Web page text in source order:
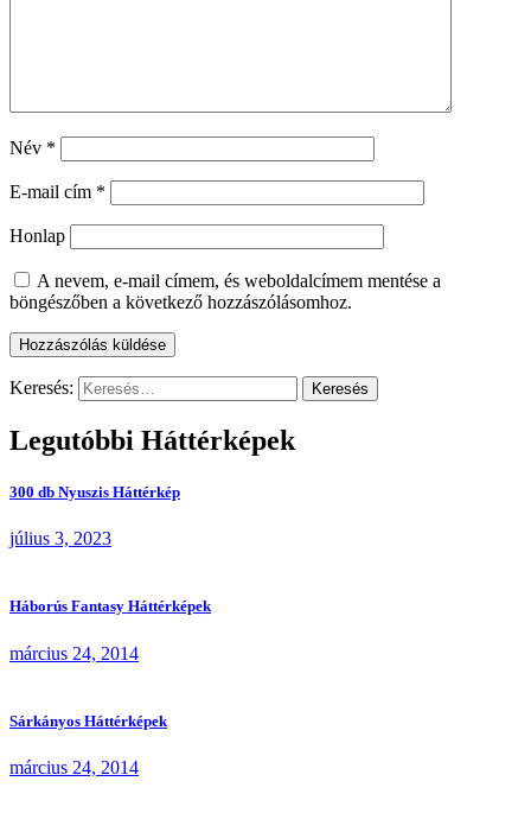
Név *
E-mail cím *
Honlap
A nevem, e-mail címem, és weboldalcímem mentése a
böngészőben a következő hozzászólásomhoz.
Keresés:
Legutóbbi Háttérképek
300 db Nyuszis Háttérkép
július 3, 2023
Háborús Fantasy Háttérképek
március 24, 2014
Sárkányos Háttérképek
március 24, 2014